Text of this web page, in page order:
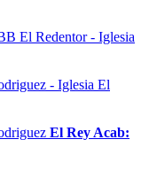
El Rey Acab: